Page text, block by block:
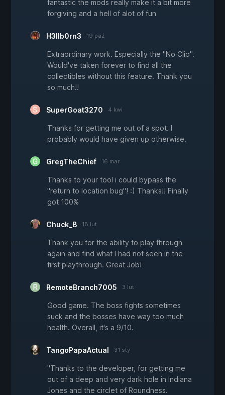
fantastic the mods really make it a bit more
forgiving and a hell of alot of fun
H3llb0rn3 19 paź
Extraordinary work. Especially the "No Clip".
Would've taken forever to find all the
collectibles without this feature. Thank you
so much!!
SuperGoat3270 4 kwi
Thanks for getting me out of a spot. I
probably would have given up otherwise.
GregTheChief 16 mar
Thanks to your tool i could bypass the
"return to location bug"! :) Thanks!! Finally
got 100%
Chuck_B 18 lut
Thank you for the ability to play through
again and find what I had not seen in the
first playthrough. Great Job!
RemoteBranch7005 3 lut
Good game. The boss fights sometimes
suck and the bosses have way too much
health. Overall, it's a 9/10.
TangoPapaActual 31 sty
"Thanks to the developer, for getting me
out of a deep and very dark hole in Indiana
Jones and the circlet of Roundness.